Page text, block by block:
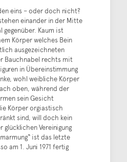
eins – oder doch nicht?
einander in der Mitte
gegenüber. Kaum ist
Körper welches Bein
ausgezeichneten
Bauchnabel rechts mit
in Übereinstimmung
wohl weibliche Körper
oben, während der
sein Gesicht
Körper orgiastisch
sind, will doch kein
glücklichen Vereinigung
ist das letzte
am 1. Juni 1971 fertig